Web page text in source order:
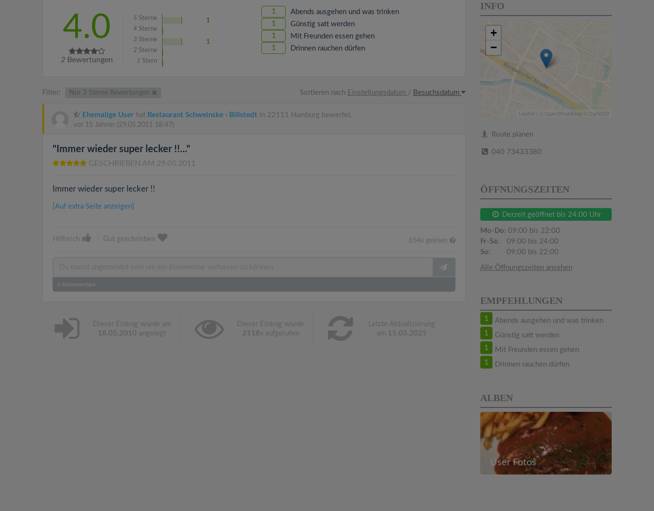
4.0
2 Bewertungen
5 Sterne
1
4 Sterne
3 Sterne
1
2 Sterne
1 Stern
1 Abends ausgehen und was trinken
1 Günstig satt werden
1 Mit Freunden essen gehen
1 Drinnen rauchen dürfen
Filter: Nur 3 Sterne Bewertungen Sortieren nach Einstellungsdatum / Besuchsdatum
Ehemalige User hat Restaurant Schweinske · Billstedt in 22111 Hamburg bewertet.
vor 15 Jahren (29.05.2011 18:47)
"Immer wieder super lecker !!..."
GESCHRIEBEN AM 29.05.2011
Immer wieder super lecker !!
[Auf extra Seite anzeigen]
Hilfreich Gut geschrieben 654x gelesen
0 Kommentare
Dieser Eintrag wurde am
18.05.2010 angelegt
Dieser Eintrag wurde
2118x aufgerufen
Letzte Aktualisierung
am 15.03.2025
INFO
+
−
Leaflet | © OpenStreetMap © CartoDB
Route planen
040 73433380
ÖFFNUNGSZEITEN
Derzeit geöffnet bis 24:00 Uhr
Mo-Do: 09:00 bis 22:00
Fr-Sa:
09:00 bis 24:00
So:
09:00 bis 22:00
Alle Öffnungszeiten ansehen
EMPFEHLUNGEN
1 Abends ausgehen und was trinken
1 Günstig satt werden
1 Mit Freunden essen gehen
1 Drinnen rauchen dürfen
ALBEN
User Fotos